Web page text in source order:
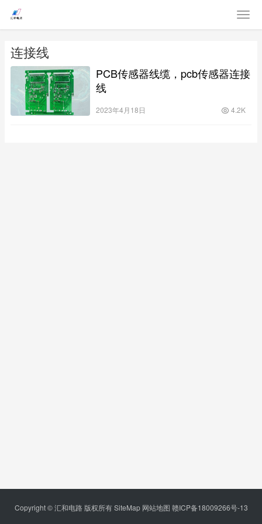
连接线
PCB传感器线缆，pcb传感器连接
线
2023年4月18日 4.2K
Copyright © 汇和电路 版权所有SiteMap 网站地图 赣ICP备18009266号-13